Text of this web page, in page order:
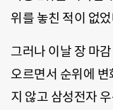
위를 놓친 적이 없
그러나 이날 장 마
오르면서 순위에
지 않고 삼성전자